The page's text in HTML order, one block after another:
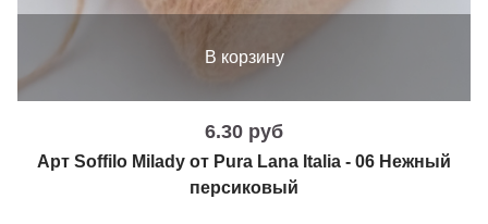
В корзину
6.30 руб
Арт Soffilo Milady от Pura Lana Italia - 06 Нежный
персиковый